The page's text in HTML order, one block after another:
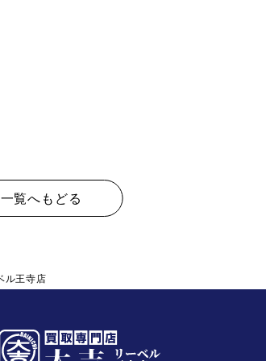
一覧へもどる
ル王寺店